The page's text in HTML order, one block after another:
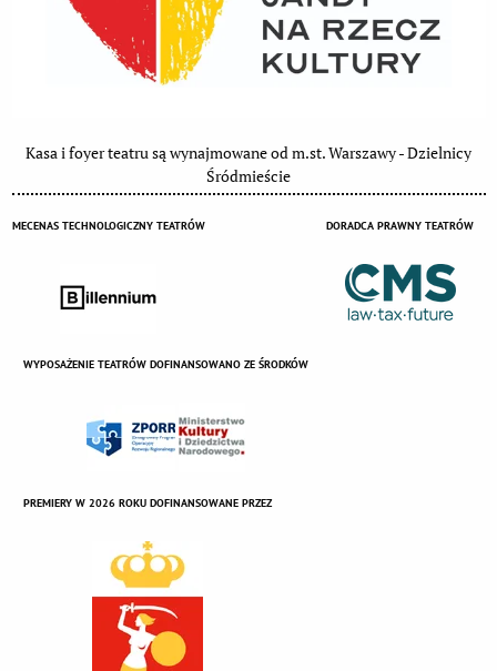
Kasa i foyer teatru są wynajmowane od m.st. Warszawy - Dzielnicy
Śródmieście
MECENAS TECHNOLOGICZNY TEATRÓW DORADCA PRAWNY TEATRÓW
WYPOSAŻENIE TEATRÓW DOFINANSOWANO ZE ŚRODKÓW
PREMIERY W 2026 ROKU DOFINANSOWANE PRZEZ